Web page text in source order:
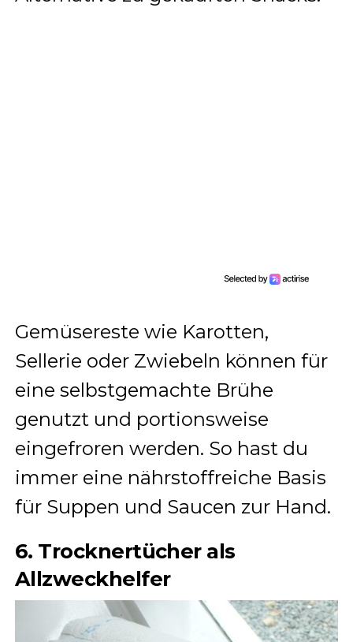
Gemüsereste wie Karotten,
Sellerie oder Zwiebeln können für
eine selbstgemachte Brühe
genutzt und portionsweise
eingefroren werden. So hast du
immer eine nährstoffreiche Basis
für Suppen und Saucen zur Hand.
6. Trocknertücher als
Allzweckhelfer